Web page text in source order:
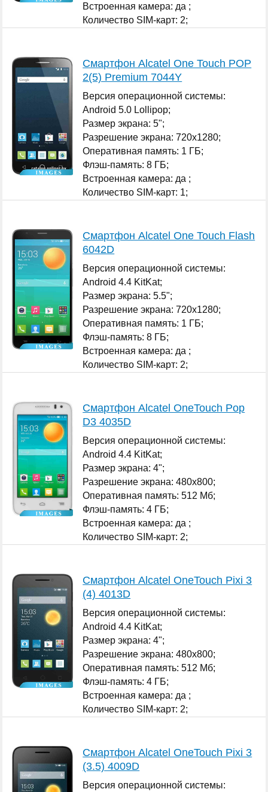
Встроенная камера: да ;
Количество SIM-карт: 2;
Смартфон Alcatel One Touch POP
2(5) Premium 7044Y
Версия операционной системы:
Android 5.0 Lollipop;
Размер экрана: 5";
Разрешение экрана: 720x1280;
Оперативная память: 1 ГБ;
Флэш-память: 8 ГБ;
Встроенная камера: да ;
Количество SIM-карт: 1;
Смартфон Alcatel One Touch Flash
6042D
Версия операционной системы:
Android 4.4 KitKat;
Размер экрана: 5.5";
Разрешение экрана: 720x1280;
Оперативная память: 1 ГБ;
Флэш-память: 8 ГБ;
Встроенная камера: да ;
Количество SIM-карт: 2;
Смартфон Alcatel OneTouch Pop
D3 4035D
Версия операционной системы:
Android 4.4 KitKat;
Размер экрана: 4";
Разрешение экрана: 480x800;
Оперативная память: 512 Мб;
Флэш-память: 4 ГБ;
Встроенная камера: да ;
Количество SIM-карт: 2;
Смартфон Alcatel OneTouch Pixi 3
(4) 4013D
Версия операционной системы:
Android 4.4 KitKat;
Размер экрана: 4";
Разрешение экрана: 480x800;
Оперативная память: 512 Мб;
Флэш-память: 4 ГБ;
Встроенная камера: да ;
Количество SIM-карт: 2;
Смартфон Alcatel OneTouch Pixi 3
(3.5) 4009D
Версия операционной системы: